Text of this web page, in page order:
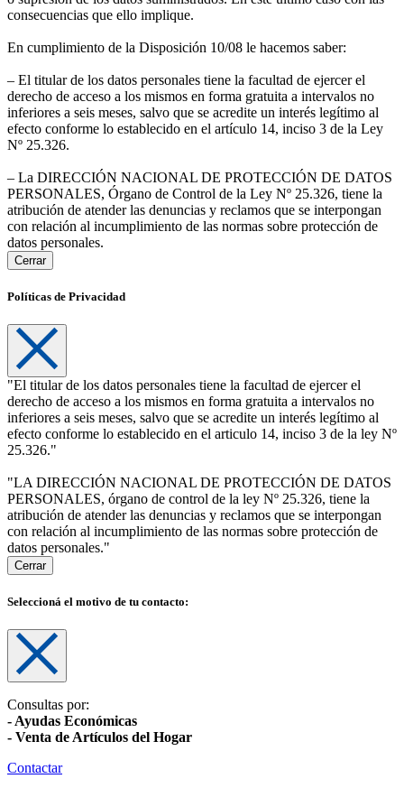
consecuencias que ello implique.
En cumplimiento de la Disposición 10/08 le hacemos saber:
– El titular de los datos personales tiene la facultad de ejercer el
derecho de acceso a los mismos en forma gratuita a intervalos no
inferiores a seis meses, salvo que se acredite un interés legítimo al
efecto conforme lo establecido en el artículo 14, inciso 3 de la Ley
Nº 25.326.
– La DIRECCIÓN NACIONAL DE PROTECCIÓN DE DATOS
PERSONALES, Órgano de Control de la Ley Nº 25.326, tiene la
atribución de atender las denuncias y reclamos que se interpongan
con relación al incumplimiento de las normas sobre protección de
datos personales.
Cerrar
Políticas de Privacidad
"El titular de los datos personales tiene la facultad de ejercer el
derecho de acceso a los mismos en forma gratuita a intervalos no
inferiores a seis meses, salvo que se acredite un interés legítimo al
efecto conforme lo establecido en el articulo 14, inciso 3 de la ley Nº
25.326."
"LA DIRECCIÓN NACIONAL DE PROTECCIÓN DE DATOS
PERSONALES, órgano de control de la ley Nº 25.326, tiene la
atribución de atender las denuncias y reclamos que se interpongan
con relación al incumplimiento de las normas sobre protección de
datos personales."
Cerrar
Seleccioná el motivo de tu contacto:
Consultas por:
- Ayudas Económicas
- Venta de Artículos del Hogar
Contactar